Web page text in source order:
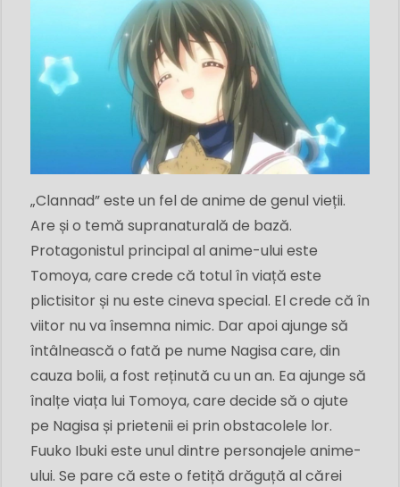
„Clannad” este un fel de anime de genul vieții.
Are și o temă supranaturală de bază.
Protagonistul principal al anime-ului este
Tomoya, care crede că totul în viață este
plictisitor și nu este cineva special. El crede că în
viitor nu va însemna nimic. Dar apoi ajunge să
întâlnească o fată pe nume Nagisa care, din
cauza bolii, a fost reținută cu un an. Ea ajunge să
înalțe viața lui Tomoya, care decide să o ajute
pe Nagisa și prietenii ei prin obstacolele lor.
Fuuko Ibuki este unul dintre personajele anime-
ului. Se pare că este o fetiță drăguță al cărei